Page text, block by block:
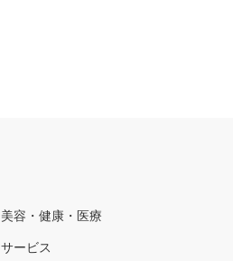
美容・健康・医療
サービス